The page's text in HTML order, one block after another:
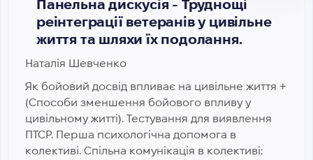
Панельна дискусія - Труднощі
реінтеграції ветеранів у цивільне
життя та шляхи їх подолання.
Наталія Шевченко
Як бойовий досвід впливає на цивільне життя +
(Способи зменшення бойового впливу у
цивільному житті). Тестування для виявлення
ПТСР. Перша психологічна допомога в
колективі. Спільна комунікація в колективі: